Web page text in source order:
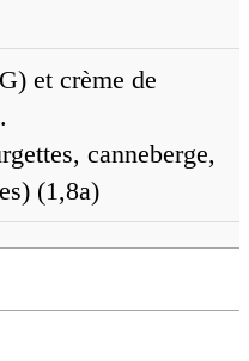
et crème de
canneberge,
(1,8a)